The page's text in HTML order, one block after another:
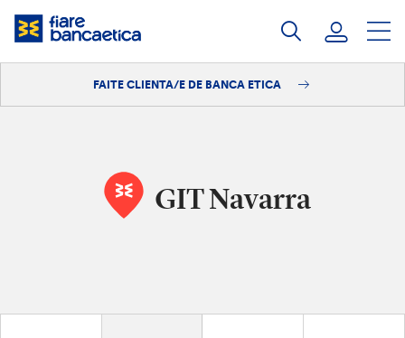
Saltar
FAITE CLIENTA/E DE BANCA ETICA
GIT Navarra